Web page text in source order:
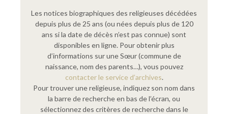
Les notices biographiques des religieuses décédées
depuis plus de 25 ans (ou nées depuis plus de 120
ans si la date de décès n’est pas connue) sont
disponibles en ligne. Pour obtenir plus
d’informations sur une Sœur (commune de
naissance, nom des parents…), vous pouvez
contacter le service d’archives.
Pour trouver une religieuse, indiquez son nom dans
la barre de recherche en bas de l’écran, ou
sélectionnez des critères de recherche dans le